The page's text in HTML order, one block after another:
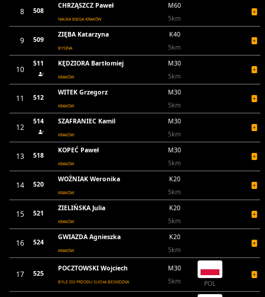
8 508
CHRZĄSZCZ Paweł
NAUKA BIEGA KRAKÓW
M60
5km
9 509
ZIĘBA Katarzyna
BYSINA
K40
5km
10
511 KĘDZIORA Bartłomiej
KRAKÓW
M30
5km
11 512
WITEK Grzegorz
KRAKÓW
M30
5km
12
514 SZAFRANIEC Kamil
KRAKÓW
M30
5km
13 518
KOPEĆ Paweł
KRAKÓW
M30
5km
14 520
WOŹNIAK Weronika
KRAKÓW
K20
5km
15 521
ZIELIŃSKA Julia
KRAKÓW
K20
5km
16 524
GWIAZDA Agnieszka
KRAKÓW
K20
5km
17 525
POCZTOWSKI Wojciech
BYLE DO PRZODU SUCHA BESKIDZKA
M30
5km
POL